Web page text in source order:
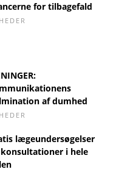
for tilbagefald
af dumhed
lægeundersøgelser
i hele